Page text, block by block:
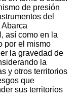
de presión
del
así como en la
por el mismo
la gravedad de
la
y otros territorios
que
sus territorios